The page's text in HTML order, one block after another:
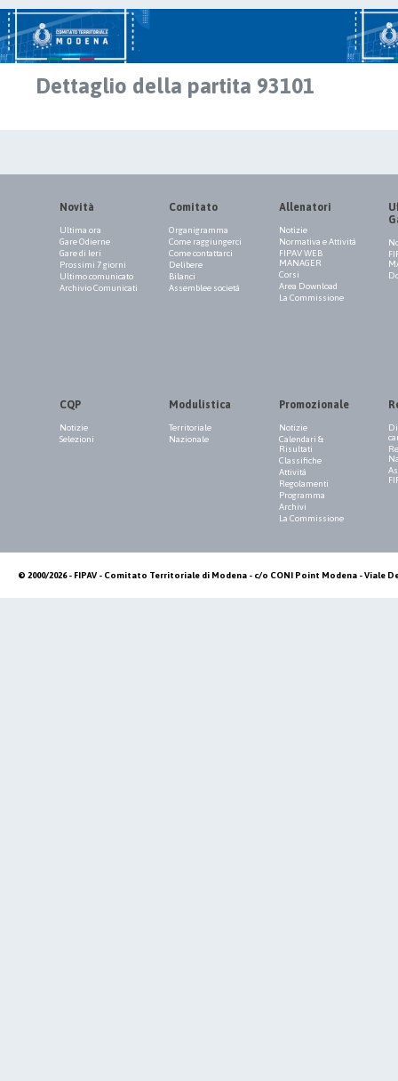
Dettaglio della partita 93101
Novità
Ultima ora
Gare Odierne
Gare di Ieri
Prossimi 7 giorni
Ultimo comunicato
Archivio Comunicati
Comitato
Organigramma
Come raggiungerci
Come contattarci
Delibere
Bilanci
Assemblee società
Allenatori
Notizie
Normativa e Attività
FIPAV WEB
MANAGER
Corsi
Area Download
La Commissione
CQP
Notizie
Selezioni
Modulistica
Territoriale
Nazionale
Promozionale
Notizie
Calendari &
Risultati
Classifiche
Attività
Regolamenti
Programma
Archivi
La Commissione
© 2000/2026 - FIPAV - Comitato Territoriale di Modena - c/o CONI Point Modena - Viale